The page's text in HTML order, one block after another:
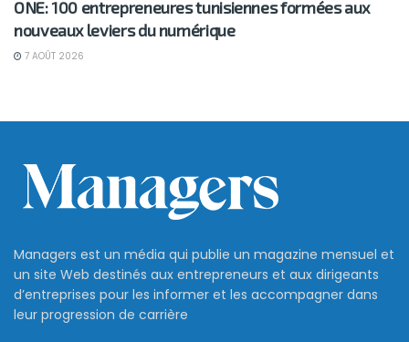
ONE: 100 entrepreneures tunisiennes formées aux
nouveaux leviers du numérique
7 AOÛT 2026
Managers est un média qui publie un magazine mensuel et
un site Web destinés aux entrepreneurs et aux dirigeants
d’entreprises pour les informer et les accompagner dans
leur progression de carrière